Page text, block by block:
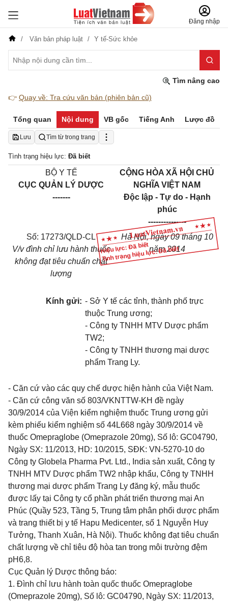
Đăng nhập
Văn bản pháp luật Y tế-Sức khỏe
Tìm nâng cao
👉 Quay về: Tra cứu văn bản (phiên bản cũ)
Tổng quan Nội dung VB gốc Tiếng Anh Lược đồ
Lưu Tìm từ trong trang
Tình trạng hiệu lực: Đã biết
Hiệu lực: Đã biết
Tình trạng hiệu lực: Đã biết
BỘ Y TẾ
CỤC QUẢN LÝ DƯỢC
-------
CỘNG HÒA XÃ HỘI CHỦ
NGHĨA VIỆT NAM
Độc lập - Tự do - Hạnh
phúc
---------------
Số: 17273/QLD-CL
V/v đình chỉ lưu hành thuốc
không đạt tiêu chuẩn chất
lượng
Hà Nội, ngày09tháng 10
năm2014
Kính gửi: - Sở Y tế các tỉnh, thành phố trực
thuộc Trung ương;
- Công ty TNHH MTV Dược phẩm
TW2;
- Công ty TNHH thương mại dược
phẩm Trang Ly.
- Căn cứ vào các quy chế dược hiện hành của Việt Nam.
- Căn cứ công văn số 803/VKNTTW-KH đề ngày
30/9/2014 của Viện kiểm nghiệm thuốc Trung ương gửi
kèm phiếu kiểm nghiệm số 44L668 ngày 30/9/2014 về
thuốc Omepraglobe (Omeprazole 20mg), Số lô: GC04790,
Ngày SX: 11/2013, HD: 10/2015, SĐK: VN-5270-10 do
Công ty Globela Pharma Pvt. Ltd., India sản xuất, Công ty
TNHH MTV Dược phẩm TW2 nhập khẩu, Công ty TNHH
thương mại dược phẩm Trang Ly đăng ký, mẫu thuốc
được lấy tại Công ty cổ phần phát triển thương mại An
Phúc (Quầy 523, Tầng 5, Trung tâm phân phối dược phẩm
và trang thiết bị y tế Hapu Medicenter, số 1 Nguyễn Huy
Tưởng, Thanh Xuân, Hà Nội). Thuốc không đạt tiêu chuẩn
chất lượng về chỉ tiêu độ hòa tan trong môi trường đệm
pH6,8.
Cục Quản lý Dược thông báo:
1. Đình chỉ lưu hành toàn quốc thuốc Omepraglobe
(Omeprazole 20mg), Số lô: GC04790, Ngày SX: 11/2013,